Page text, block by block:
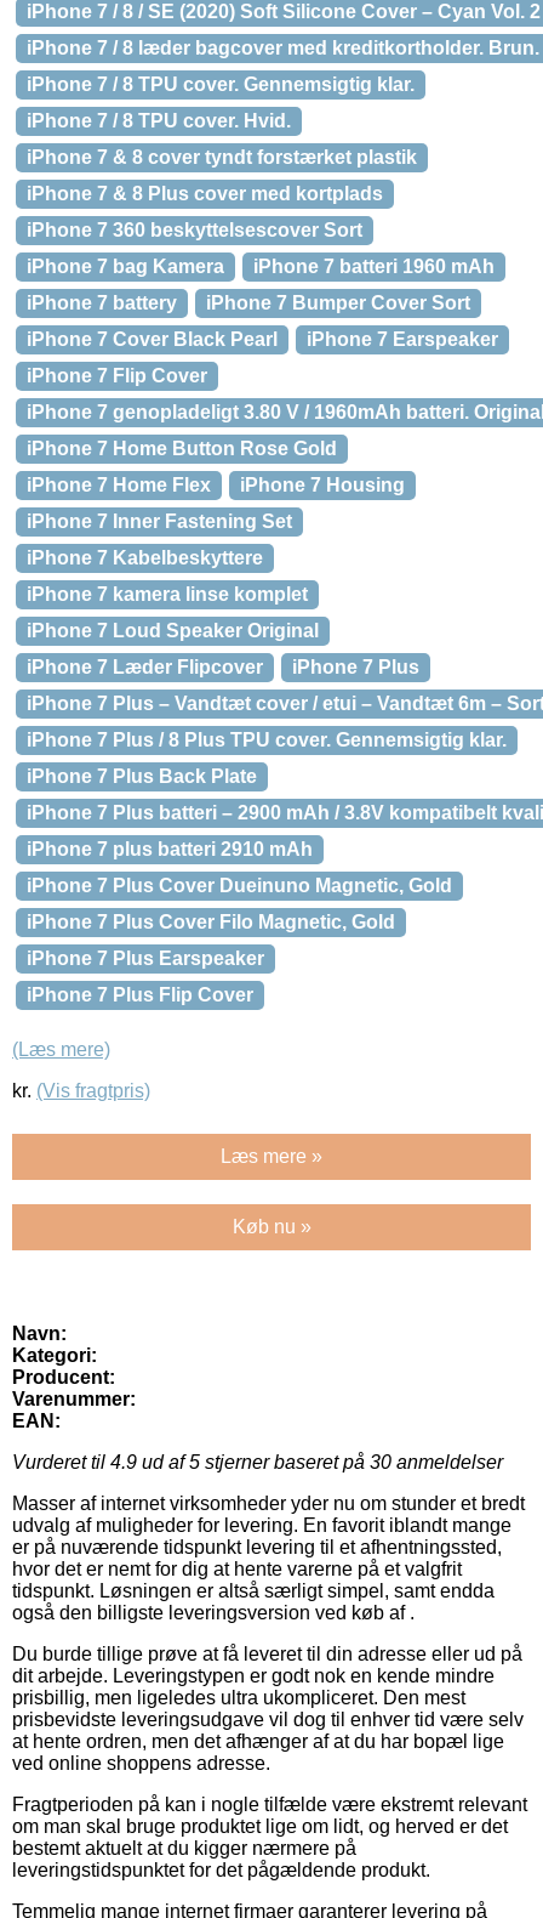
iPhone 7 / 8 / SE (2020) Soft Silicone Cover – Cyan Vol. 2
iPhone 7 / 8 læder bagcover med kreditkortholder. Brun.
iPhone 7 / 8 TPU cover. Gennemsigtig klar.
iPhone 7 / 8 TPU cover. Hvid.
iPhone 7 & 8 cover tyndt forstærket plastik
iPhone 7 & 8 Plus cover med kortplads
iPhone 7 360 beskyttelsescover Sort
iPhone 7 bag Kamera
iPhone 7 batteri 1960 mAh
iPhone 7 battery
iPhone 7 Bumper Cover Sort
iPhone 7 Cover Black Pearl
iPhone 7 Earspeaker
iPhone 7 Flip Cover
iPhone 7 genopladeligt 3.80 V / 1960mAh batteri.
iPhone 7 Home Button Rose Gold
iPhone 7 Home Flex
iPhone 7 Housing
iPhone 7 Inner Fastening Set
iPhone 7 Kabelbeskyttere
iPhone 7 kamera linse komplet
iPhone 7 Loud Speaker Original
iPhone 7 Læder Flipcover
iPhone 7 Plus
iPhone 7 Plus – Vandtæt cover / etui – Vandtæt 6m –
iPhone 7 Plus / 8 Plus TPU cover. Gennemsigtig klar.
iPhone 7 Plus Back Plate
iPhone 7 Plus batteri – 2900 mAh / 3.8V kompatibelt
iPhone 7 plus batteri 2910 mAh
iPhone 7 Plus Cover Dueinuno Magnetic, Gold
iPhone 7 Plus Cover Filo Magnetic, Gold
iPhone 7 Plus Earspeaker
iPhone 7 Plus Flip Cover
(Læs mere)
kr. (Vis fragtpris)
Læs mere »
Køb nu »
Navn:
Kategori:
Producent:
Varenummer:
EAN:
Vurderet til 4.9 ud af 5 stjerner baseret på 30 anmeldelser
Masser af internet virksomheder yder nu om stunder et bredt
udvalg af muligheder for levering. En favorit iblandt mange
er på nuværende tidspunkt levering til et afhentningssted,
hvor det er nemt for dig at hente varerne på et valgfrit
tidspunkt. Løsningen er altså særligt simpel, samt endda
også den billigste leveringsversion ved køb af .
Du burde tillige prøve at få leveret til din adresse eller ud på
dit arbejde. Leveringstypen er godt nok en kende mindre
prisbillig, men ligeledes ultra ukompliceret. Den mest
prisbevidste leveringsudgave vil dog til enhver tid være selv
at hente ordren, men det afhænger af at du har bopæl lige
ved online shoppens adresse.
Fragtperioden på kan i nogle tilfælde være ekstremt relevant
om man skal bruge produktet lige om lidt, og herved er det
bestemt aktuelt at du kigger nærmere på
leveringstidspunktet for det pågældende produkt.
Temmelig mange internet firmaer garanterer levering på